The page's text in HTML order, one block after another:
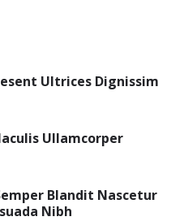
Ultrices Dignissim
Ullamcorper
Blandit Nascetur
Nibh